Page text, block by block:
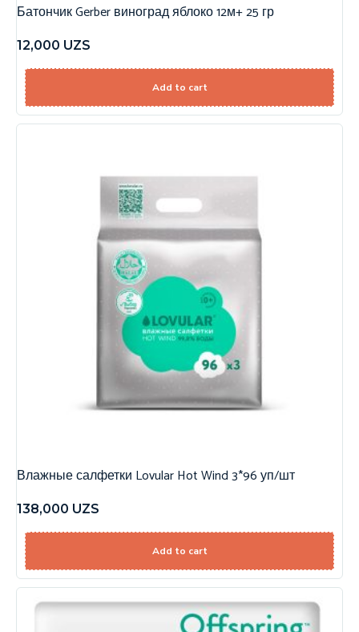
Батончик Gerber виноград яблоко 12м+ 25 гр
12,000 UZS
Add to cart
Влажные салфетки Lovular Hot Wind 3*96 уп/шт
138,000 UZS
Add to cart